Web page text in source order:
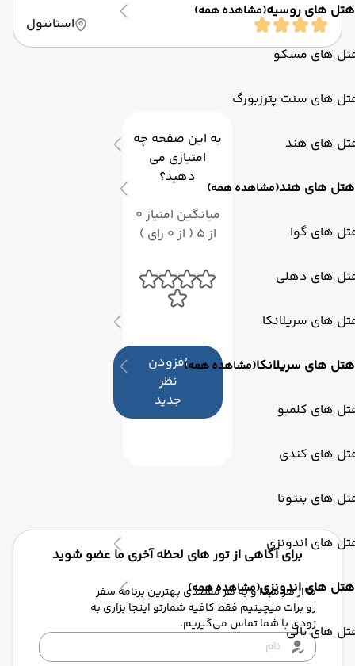
هتل های روسیه(مشاهده همه)
های مسکو
های سنت پترزبورگ
های هند
هتل های هند(مشاهده همه)
های گوا
های دهلی
های سریلانکا
هتل های سریلانکا(مشاهده همه)
های کلمبو
های کندی
های بنتوتا
های اندونزی
هتل های اندونزی(مشاهده همه)
های بالی
استانبول
به این صفحه چه
امتیازی می
دهید؟
میانگین امتیاز 0
از 5 ( از 0 رای )
افزودن
نظر
جدید
برای آگاهی از تور های لحظه آخری ما عضو شوید
ما از هر مبدا و به هر مقصدی بهترین برنامه سفر
رو برات میچینیم فقط کافیه شمارتو اینجا بزاری به
زودی با شما تماس می‌گیریم.